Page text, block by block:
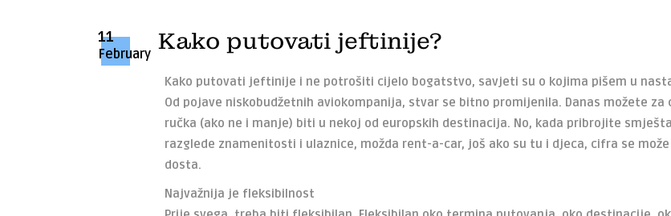
11
February Kako putovati jeftinije?
Kako putovati jeftinije i ne potrošiti cijelo bogatstvo, savjeti su o kojima pišem u
Od pojave niskobudžetnih aviokompanija, stvar se bitno promijenila. Danas možete za
ručka (ako ne i manje) biti u nekoj od europskih destinacija. No, kada pribrojite
razglede znamenitosti i ulaznice, možda rent-a-car, još ako su tu i djeca, cifra se
dosta.
Najvažnija je fleksibilnost